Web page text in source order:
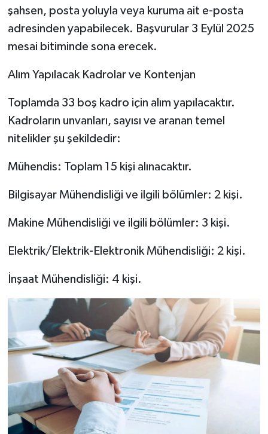
şahsen, posta yoluyla veya kuruma ait e-posta
adresinden yapabilecek. Başvurular 3 Eylül 2025
mesai bitiminde sona erecek.
Alım Yapılacak Kadrolar ve Kontenjan
Toplamda 33 boş kadro için alım yapılacaktır.
Kadroların unvanları, sayısı ve aranan temel
nitelikler şu şekildedir:
Mühendis: Toplam 15 kişi alınacaktır.
Bilgisayar Mühendisliği ve ilgili bölümler: 2 kişi.
Makine Mühendisliği ve ilgili bölümler: 3 kişi.
Elektrik/Elektrik-Elektronik Mühendisliği: 2 kişi.
İnşaat Mühendisliği: 4 kişi.